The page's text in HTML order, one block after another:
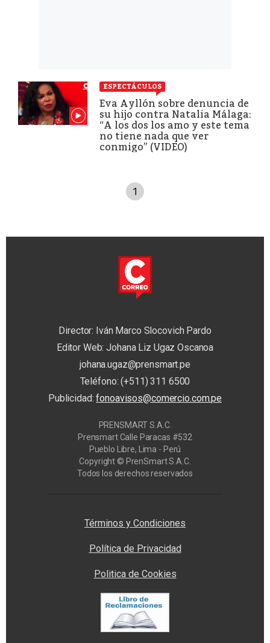
ESPECTÁCULOS
Eva Ayllón sobre denuncia de
su hijo contra Natalia Málaga:
“A los dos los amo y este tema
no tiene nada que ver
conmigo” (VIDEO)
1
Director: Iván Marco Slocovich Pardo
Editor Web: Johana Liz Ugaz Oscanoa
johana.ugaz@prensmart.pe
Teléfono: (+511) 311 6500
Publicidad:fonoavisos@comercio.com.pe
PRENSMART S.A.C.
Prensmart Calle Paracas #532
Pueblo Libre, Lima - Perú
Copyright © PrenSmart S.A.C.
Todos los derechos reservados
Términos y Condiciones
Política de Privacidad
Politica de Cookies